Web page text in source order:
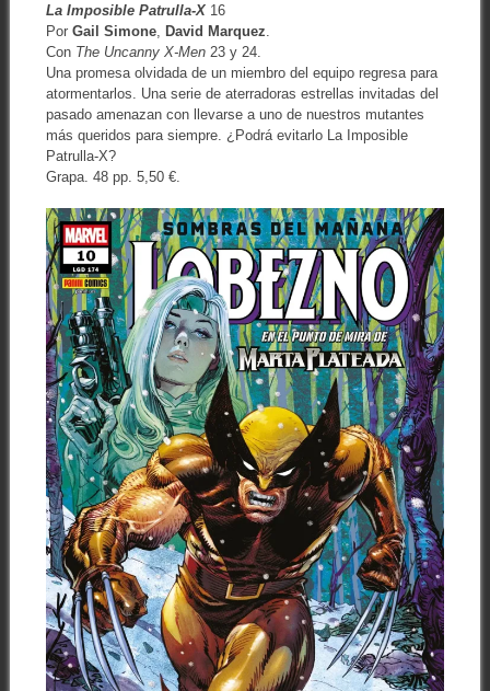
La Imposible Patrulla-X16
Por Gail Simone, David Marquez
Con The Uncanny X-Men23 y 24.
Una promesa olvidada de un miembro del equipo regresa para
atormentarlos. Una serie de aterradoras estrellas invitadas del
pasado amenazan con llevarse a uno de nuestros mutantes
más queridos para siempre. ¿Podrá evitarlo La Imposible
Patrulla-X?
Grapa. 48 pp. 5,50 €.